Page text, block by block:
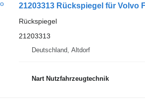
21203313 Rückspiegel für Volvo
Rückspiegel
21203313
Deutschland, Altdorf
Nart Nutzfahrzeugtechnik